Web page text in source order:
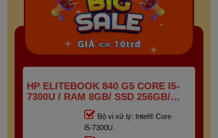
HP ELITEBOOK 840 G5 CORE I5-
7300U / RAM 8GB/ SSD 256GB/
FHD IPS 14 INCH
Bộ vi xử lý: Intel® Core
i5-7300U.